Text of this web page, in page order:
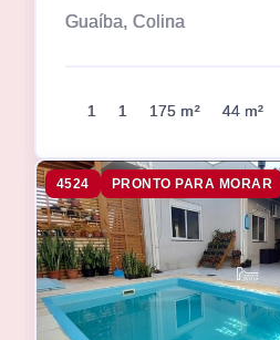
Guaíba, Colina
1 1 175 m² 44 m²
4524 PRONTO PARA MORAR